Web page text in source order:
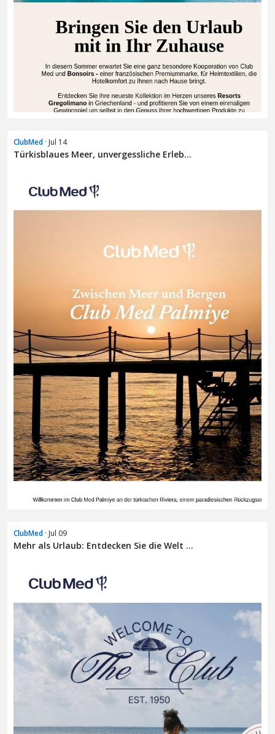
ClubMed · Jul 14
Türkisblaues Meer, unvergessliche Erleb...
ClubMed · Jul 09
Mehr als Urlaub: Entdecken Sie die Welt ...